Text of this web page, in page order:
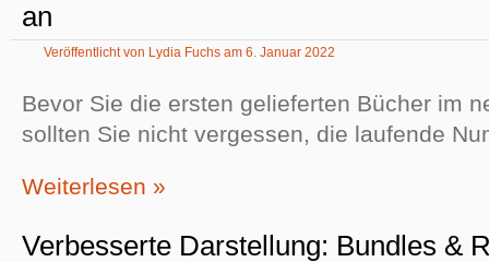
an
Veröffentlicht von Lydia Fuchs am 6. Januar 2022
Bevor Sie die ersten gelieferten Bücher im
sollten Sie nicht vergessen, die laufende
Weiterlesen »
Verbesserte Darstellung: Bundles &